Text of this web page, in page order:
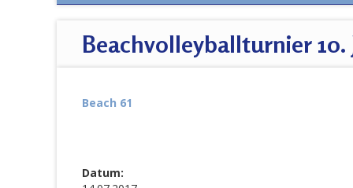
Beachvolleyballturnier 10.
Beach 61
Datum: